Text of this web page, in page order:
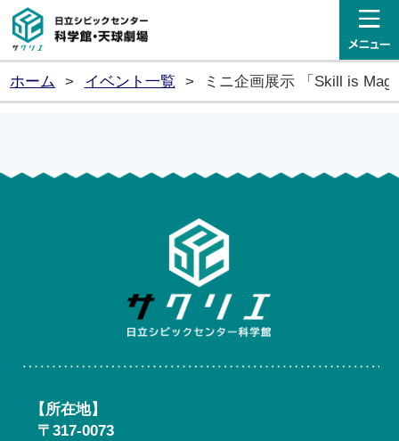
日立シビックセンター科学館
ホーム > イベント一覧 > ミニ企画展示 「Skill is
【所在地】
〒317-0073